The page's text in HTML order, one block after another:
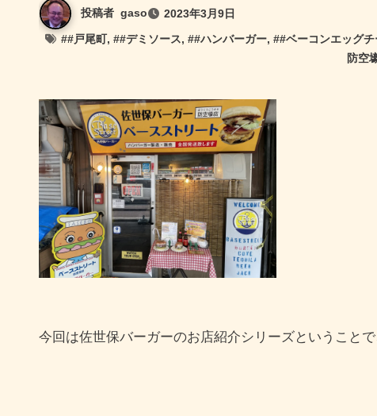
投稿者 gaso
2023年3月9日
##戸尾町, ##デミソース, ##ハンバーガー, ##ベーコンエッグチ
防空
今回は佐世保バーガーのお店紹介シリーズということ